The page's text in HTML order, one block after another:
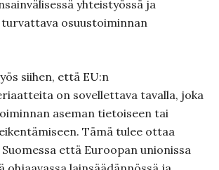
yhteistyössä ja
osuustoiminnan
siihen, että EU:n
on sovellettava tavalla, joka
aseman tietoiseen tai
Tämä tulee ottaa
että Euroopan unionissa